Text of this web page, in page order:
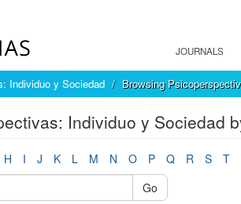
JOURNALS
Individuo y Sociedad Browsing
Individuo y Sociedad
H I J K L M N O P Q R S T
Go